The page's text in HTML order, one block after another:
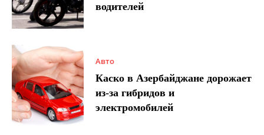
водителей
Авто
Каско в Азербайджане дорожает
из-за гибридов и
электромобилей